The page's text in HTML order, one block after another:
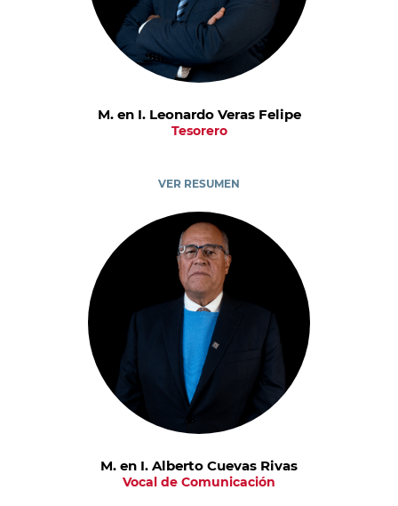
M. en I. Leonardo Veras Felipe
Tesorero
VER RESUMEN
M. en I. Alberto Cuevas Rivas
Vocal de Comunicación